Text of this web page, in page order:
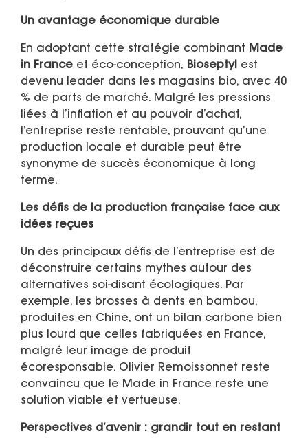
Un avantage économique durable
En adoptant cette stratégie combinant Made
in France et éco-conception, Bioseptyl est
devenu leader dans les magasins bio, avec 40
% de parts de marché. Malgré les pressions
liées à l’inflation et au pouvoir d’achat,
l’entreprise reste rentable, prouvant qu’une
production locale et durable peut être
synonyme de succès économique à long
terme.
Les défis de la production française face aux
idées reçues
Un des principaux défis de l’entreprise est de
déconstruire certains mythes autour des
alternatives soi-disant écologiques. Par
exemple, les brosses à dents en bambou,
produites en Chine, ont un bilan carbone bien
plus lourd que celles fabriquées en France,
malgré leur image de produit
écoresponsable. Olivier Remoissonnet reste
convaincu que le Made in France reste une
solution viable et vertueuse.
Perspectives d’avenir : grandir tout en restant